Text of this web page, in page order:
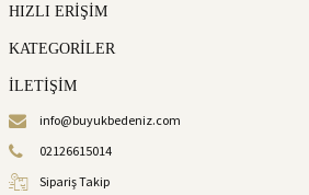
HIZLI ERİŞİM
KATEGORİLER
İLETİŞİM
info@buyukbedeniz.com
02126615014
Sipariş Takip